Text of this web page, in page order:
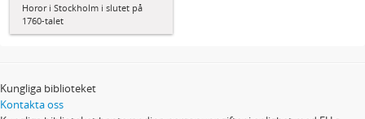
Horor i Stockholm i slutet på
1760-talet
Kungliga biblioteket
Kontakta oss